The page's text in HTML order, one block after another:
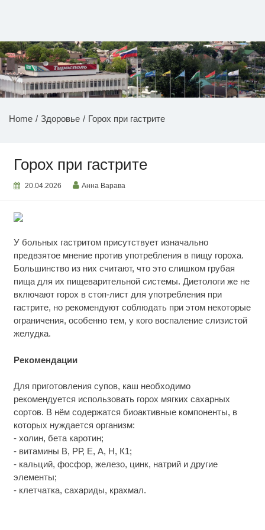
НОВОСТИ ПРИДНЕСТРОВЬЯ
Home Здоровье Горох при гастрите
Горох при гастрите
20.04.2026 Анна Варава
У больных гастритом присутствует изначально
предвзятое мнение против употребления в пищу гороха.
Большинство из них считают, что это слишком грубая
пища для их пищеварительной системы. Диетологи же не
включают горох в стоп-лист для употребления при
гастрите, но рекомендуют соблюдать при этом некоторые
ограничения, особенно тем, у кого воспаление слизистой
желудка.
Рекомендации
Для приготовления супов, каш необходимо
рекомендуется использовать горох мягких сахарных
сортов. В нём содержатся биоактивные компоненты, в
которых нуждается организм:
- холин, бета каротин;
- витамины В, РР, Е, А, Н, К1;
- кальций, фосфор, железо, цинк, натрий и другие
элементы;
- клетчатка, сахариды, крахмал.